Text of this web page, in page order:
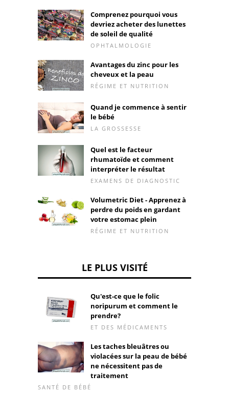
Comprenez pourquoi vous
devriez acheter des lunettes
de soleil de qualité
OPHTALMOLOGIE
Avantages du zinc pour les
cheveux et la peau
RÉGIME ET NUTRITION
Quand je commence à sentir
le bébé
LA GROSSESSE
Quel est le facteur
rhumatoïde et comment
interpréter le résultat
EXAMENS DE DIAGNOSTIC
Volumetric Diet - Apprenez à
perdre du poids en gardant
votre estomac plein
RÉGIME ET NUTRITION
LE PLUS VISITÉ
Qu'est-ce que le folic
noripurum et comment le
prendre?
ET DES MÉDICAMENTS
Les taches bleuâtres ou
violacées sur la peau de bébé
ne nécessitent pas de
traitement
SANTÉ DE BÉBÉ